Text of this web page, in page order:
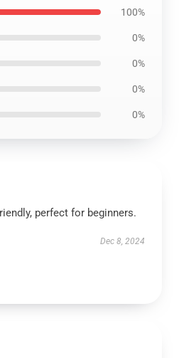
100%
0%
0%
0%
0%
perfect for beginners.
Dec 8, 2024